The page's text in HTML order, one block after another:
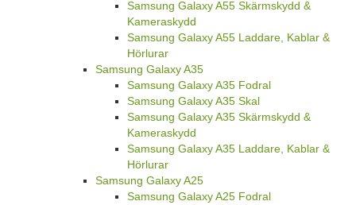
Samsung Galaxy A55 Skärmskydd &
Kameraskydd
Samsung Galaxy A55 Laddare, Kablar &
Hörlurar
Samsung Galaxy A35
Samsung Galaxy A35 Fodral
Samsung Galaxy A35 Skal
Samsung Galaxy A35 Skärmskydd &
Kameraskydd
Samsung Galaxy A35 Laddare, Kablar &
Hörlurar
Samsung Galaxy A25
Samsung Galaxy A25 Fodral